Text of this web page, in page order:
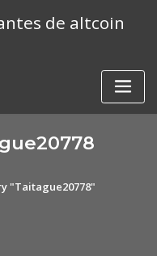
de altcoin
"Taitague20778"